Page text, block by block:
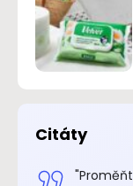
Citáty